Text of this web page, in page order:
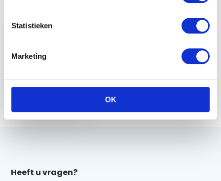
Statistieken
Marketing
OK
Imperial Riding
Hobby Horse Stal
Heeft u vragen?